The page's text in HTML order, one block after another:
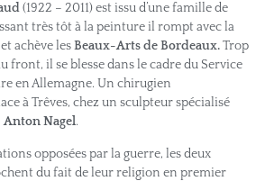
(1922 – 2011) est issu d’une famille de
très tôt à la peinture il rompt avec la
achève lesBeaux-Arts de Bordeaux.Trop
front, il se blesse dans le cadre du Service
en Alle­magne. Un chirugien
à Trêves, chez un sculpteur spécialisé
Anton Nagel.
opposées par la guerre, les deux
du fait de leur religion en premier